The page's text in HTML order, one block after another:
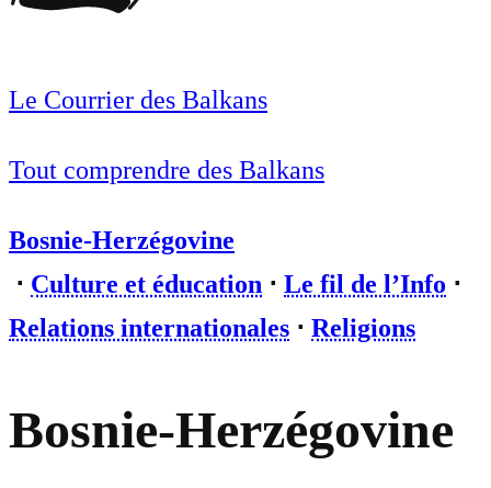
Le Courrier des Balkans
Tout comprendre des Balkans
Bosnie-Herzégovine
⋅ Culture et éducation ⋅ Le fil de l’Info ⋅
Relations internationales ⋅ Religions
Bosnie-Herzégovine